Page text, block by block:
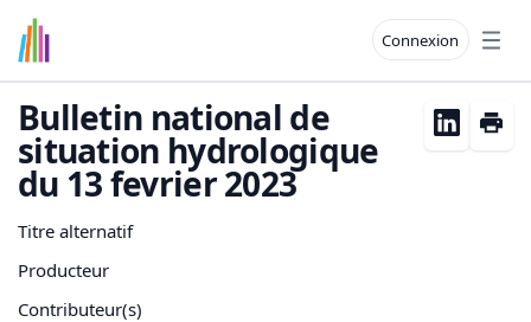
Connexion
Bulletin national de
situation hydrologique
du 13 fevrier 2023
Titre alternatif
Producteur
Contributeur(s)